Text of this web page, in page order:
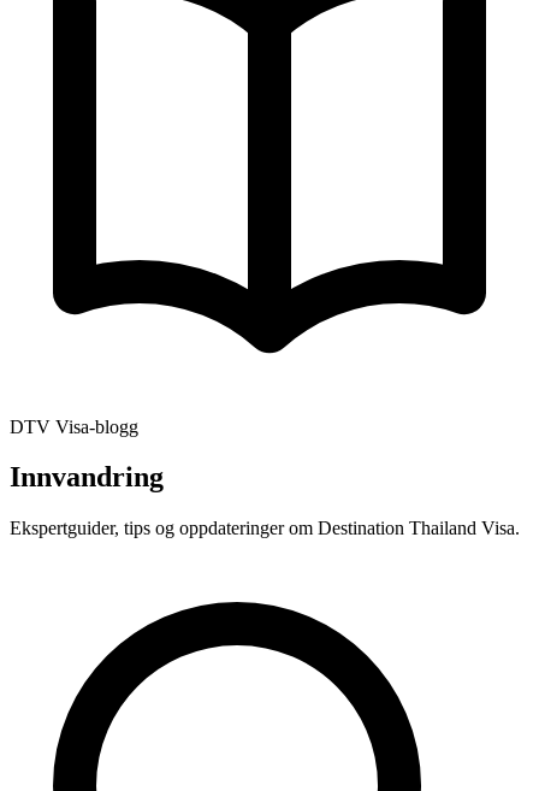
DTV Visa-blogg
Innvandring
Ekspertguider, tips og oppdateringer om Destination Thailand Visa.